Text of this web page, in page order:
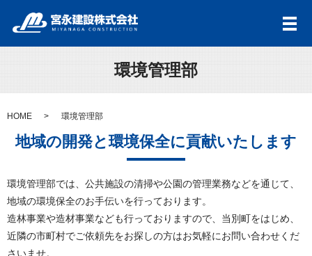
メ
環境管理部
HOME 環境管理部
地域の開発と環境保全に貢献いたします
環境管理部では、公共施設の清掃や公園の管理業務などを通じて、
地域の環境保全のお手伝いを行っております。
造林事業や造材事業なども行っておりますので、当別町をはじめ、
近隣の市町村でご依頼先をお探しの方はお気軽にお問い合わせくだ
さいませ。